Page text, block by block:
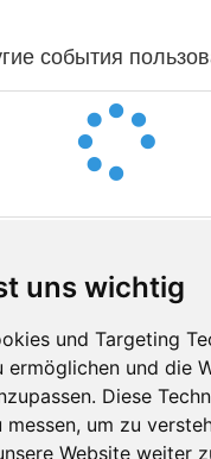
uns wichtig
und Targeting
und die
Diese
um zu
Website weiter
события
Facebook
Twitter
YouTube